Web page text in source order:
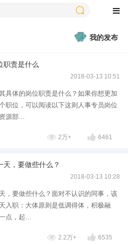
我的发布
职责是什么
2018-03-13 10:51
具体的岗位职责是什么？如果你想更加
职位，可以阅读以下这则人事专员岗位
源部...
2万+ 6461
天，要做些什么？
2018-03-13 10:28
，要做些什么？面对不认识的同事，该
入职：大体原则是低调得体，积极融
点，起...
2.2万+ 6535